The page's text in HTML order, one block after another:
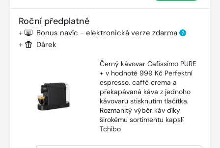
Roční předplatné
+ Bonus navíc - elektronická verze zdarma ?
+ Dárek
Černý kávovar Cafissimo PURE
+ v hodnotě 999 Kč Perfektní
espresso, caffè crema a
překapávaná káva z jednoho
kávovaru stisknutím tlačítka.
Rozmanitý výběr káv díky
širokému sortimentu kapslí
Tchibo